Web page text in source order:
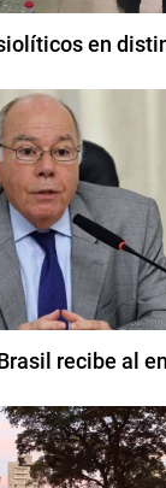
en
recibe al